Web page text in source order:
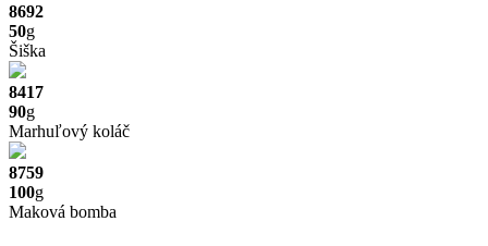
8692
50g
Šiška
8417
90g
Marhuľový koláč
8759
100g
Maková bomba